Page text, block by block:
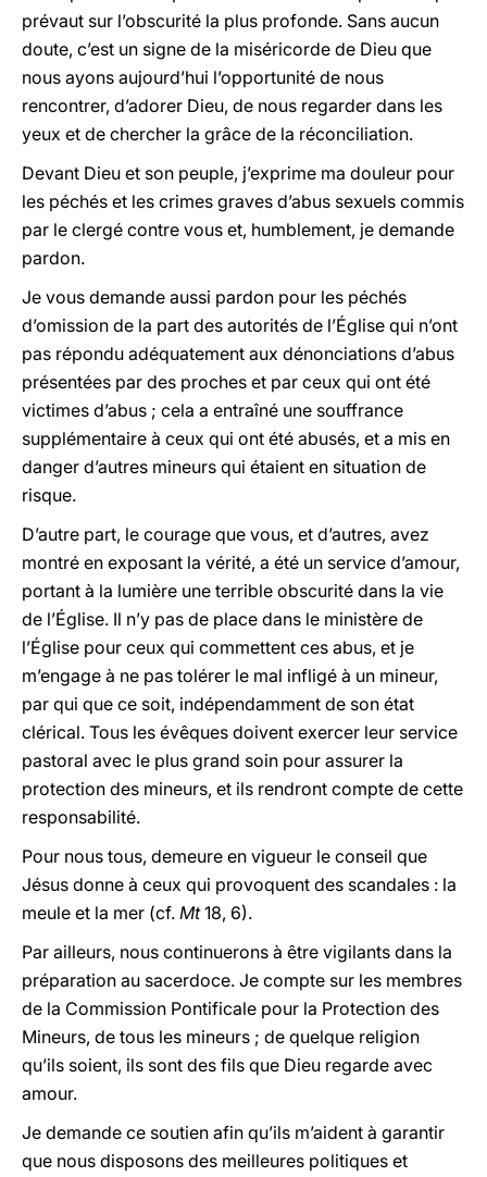
prévaut sur l’obscurité la plus profonde. Sans aucun
doute, c’est un signe de la miséricorde de Dieu que
nous ayons aujourd’hui l’opportunité de nous
rencontrer, d’adorer Dieu, de nous regarder dans les
yeux et de chercher la grâce de la réconciliation.
Devant Dieu et son peuple, j’exprime ma douleur pour
les péchés et les crimes graves d’abus sexuels commis
par le clergé contre vous et, humblement, je demande
pardon.
Je vous demande aussi pardon pour les péchés
d’omission de la part des autorités de l’Église qui n’ont
pas répondu adéquatement aux dénonciations d’abus
présentées par des proches et par ceux qui ont été
victimes d’abus ; cela a entraîné une souffrance
supplémentaire à ceux qui ont été abusés, et a mis en
danger d’autres mineurs qui étaient en situation de
risque.
D’autre part, le courage que vous, et d’autres, avez
montré en exposant la vérité, a été un service d’amour,
portant à la lumière une terrible obscurité dans la vie
de l’Église. Il n’y pas de place dans le ministère de
l’Église pour ceux qui commettent ces abus, et je
m’engage à ne pas tolérer le mal infligé à un mineur,
par qui que ce soit, indépendamment de son état
clérical. Tous les évêques doivent exercer leur service
pastoral avec le plus grand soin pour assurer la
protection des mineurs, et ils rendront compte de cette
responsabilité.
Pour nous tous, demeure en vigueur le conseil que
Jésus donne à ceux qui provoquent des scandales : la
meule et la mer (cf. Mt18, 6).
Par ailleurs, nous continuerons à être vigilants dans la
préparation au sacerdoce. Je compte sur les membres
de la Commission Pontificale pour la Protection des
Mineurs, de tous les mineurs ; de quelque religion
qu’ils soient, ils sont des fils que Dieu regarde avec
amour.
Je demande ce soutien afin qu’ils m’aident à garantir
que nous disposons des meilleures politiques et